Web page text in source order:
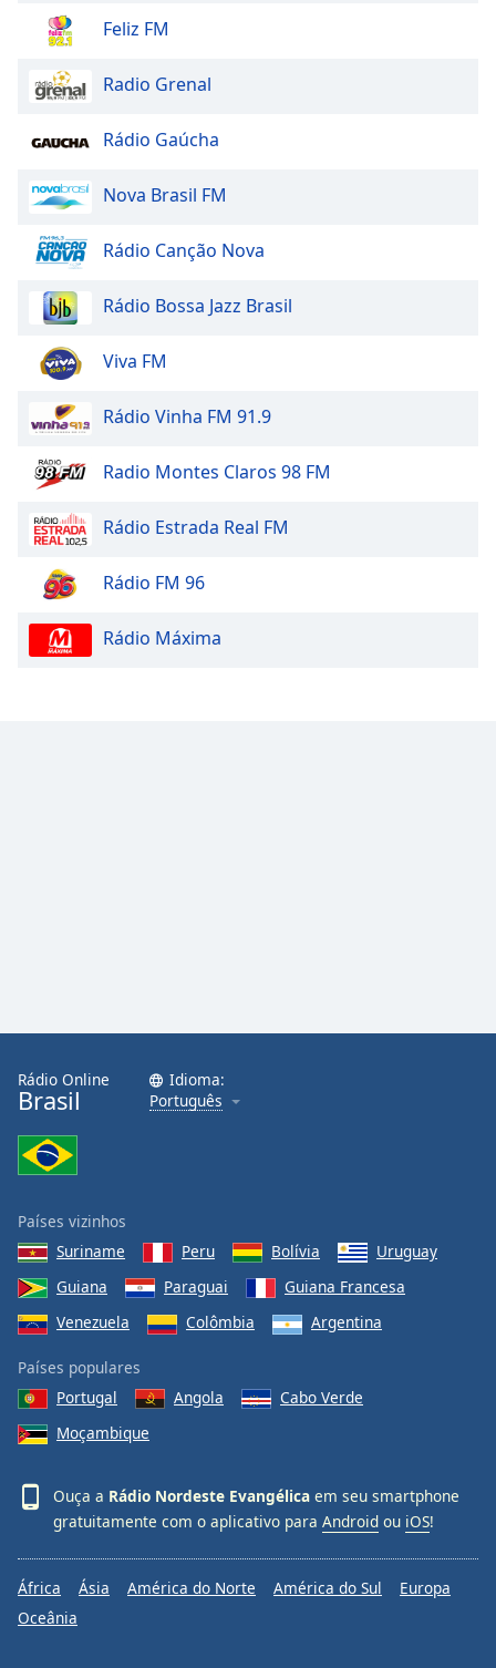
Edge
Family
Reset
Close
Dialog
dialog
Feliz FM
Radio Grenal
Rádio Gaúcha
Nova Brasil FM
Rádio Canção Nova
Rádio Bossa Jazz Brasil
Viva FM
Rádio Vinha FM 91.9
Radio Montes Claros 98 FM
Rádio Estrada Real FM
Rádio FM 96
Rádio Máxima
Rádio Online
Brasil
Idioma:
Português
Países vizinhos
Suriname
Peru Bolívia
Uruguay
Guiana
Paraguai
Guiana Francesa
Venezuela
Colômbia Argentina
Países populares
Portugal
Angola
Cabo Verde
Moçambique
Ouça a Rádio Nordeste Evangélica em seu smartphone
gratuitamente com o aplicativo para Android ou iOS!
África Ásia América do Norte América do Sul
Europa
Oceânia